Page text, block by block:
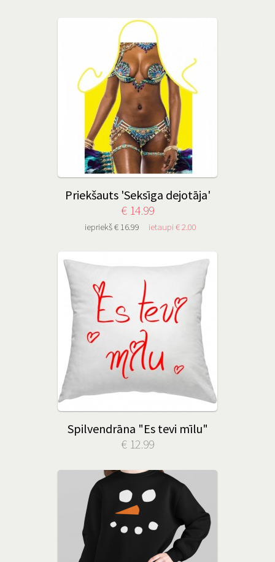
Priekšauts 'Seksīga dejotāja'
€ 14.99
iepriekš € 16.99 ietaupi € 2.00
Spilvendrāna "Es tevi mīlu"
€ 12.99